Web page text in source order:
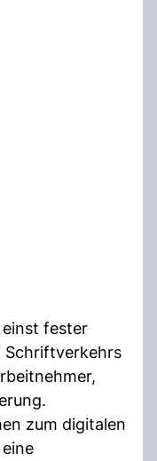
fester
Schriftverkehrs
zum digitalen